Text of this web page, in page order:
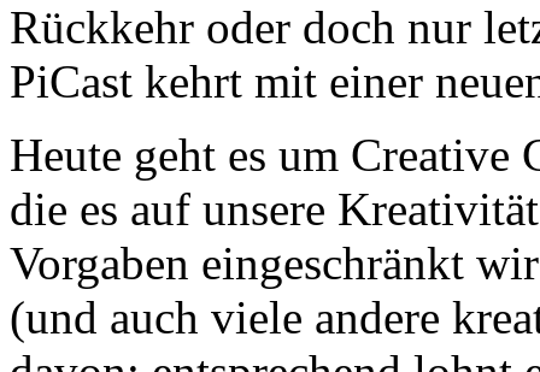
Rückkehr oder doch nur
PiCast kehrt mit einer
Heute geht es um
die es auf unsere
Vorgaben eingeschränkt
(und auch viele andere